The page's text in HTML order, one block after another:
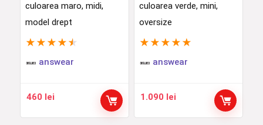
culoarea maro, midi,
model drept
★ ★ ★ ★ ★
answear
460 lei
culoarea verde, mini,
oversize
★ ★ ★ ★ ★
answear
1.090 lei